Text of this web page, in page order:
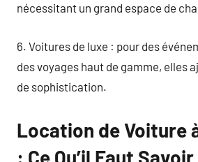
nécessitant un grand espace de
6. Voitures de luxe : pour des
des voyages haut de gamme, elles
de sophistication.
Location de Voiture
: Ce Qu’il Faut Savoir